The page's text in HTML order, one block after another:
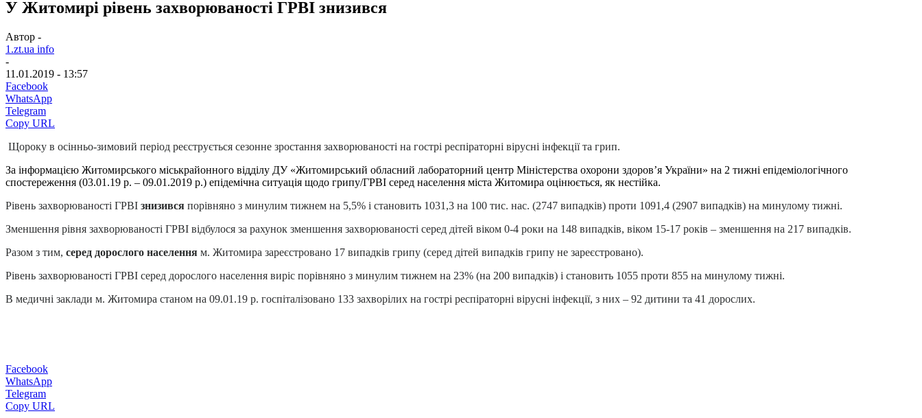
У Житомирі рівень захворюваності ГРВІ знизився
Автор -
1.zt.ua info
-
11.01.2019 - 13:57
Facebook
WhatsApp
Telegram
Copy URL
Щороку в осінньо-зимовий період реєструється сезонне зростання захворюваності на гострі респіраторні вірусні інфекції та грип.
За інформацією Житомирського міськрайонного відділу ДУ «Житомирський обласний лабораторний центр Міністерства охорони здоров’я України» на 2 тижні епідеміологічного
спостереження (03.01.19 р. – 09.01.2019 р.) епідемічна ситуація щодо грипу/ГРВІ серед населення міста Житомира оцінюється, як нестійка.
Рівень захворюваності ГРВІ знизився порівняно з минулим тижнем на 5,5% і становить 1031,3 на 100 тис. нас. (2747 випадків) проти 1091,4 (2907 випадків) на минулому тижні.
Зменшення рівня захворюваності ГРВІ відбулося за рахунок зменшення захворюваності серед дітей віком 0-4 роки на 148 випадків, віком 15-17 років – зменшення на 217 випадків.
Разом з тим, серед дорослого населення м. Житомира зареєстровано 17 випадків грипу (серед дітей випадків грипу не зареєстровано).
Рівень захворюваності ГРВІ серед дорослого населення виріс порівняно з минулим тижнем на 23% (на 200 випадків) і становить 1055 проти 855 на минулому тижні.
В медичні заклади м. Житомира станом на 09.01.19 р. госпіталізовано 133 захворілих на гострі респіраторні вірусні інфекції, з них – 92 дитини та 41 дорослих.
Facebook
WhatsApp
Telegram
Copy URL